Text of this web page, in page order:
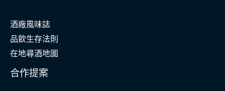
酒廠風味誌
品飲生存法則
在地尋酒地圖
合作提案